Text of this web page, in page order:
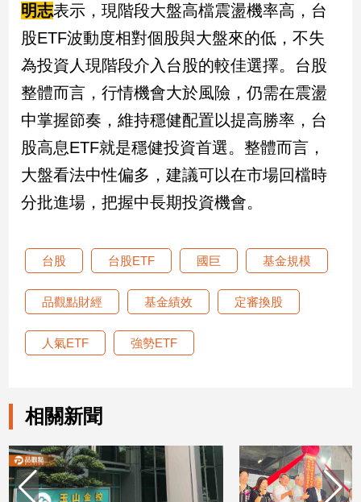
明志表示，現階段大盤高檔震盪機率高，台
股ETF波動度相對個股與大盤來的低，不失
為投資人現階段介入台股的較佳選擇。台股
整體而言，行情機會大於風險，仍需在震盪
中掌握節奏，維持穩健配置以提高勝率，台
股高息ETF就是穩健投資首選。整體而言，
大盤看法中性偏多，建議可以在市場回檔時
分批進場，把握中長期投資機會。
台股 台股ETF 國巨 基金規模
品觀點財經 基金績效 定審換股
人氣ETF 強勢ETF
相關新聞